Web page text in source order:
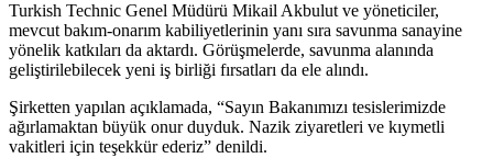
Turkish Technic Genel Müdürü Mikail Akbulut ve yöneticiler,
mevcut bakım-onarım kabiliyetlerinin yanı sıra savunma sanayine
yönelik katkıları da aktardı. Görüşmelerde, savunma alanında
geliştirilebilecek yeni iş birliği fırsatları da ele alındı.
Şirketten yapılan açıklamada, “Sayın Bakanımızı tesislerimizde
ağırlamaktan büyük onur duyduk. Nazik ziyaretleri ve kıymetli
vakitleri için teşekkür ederiz” denildi.